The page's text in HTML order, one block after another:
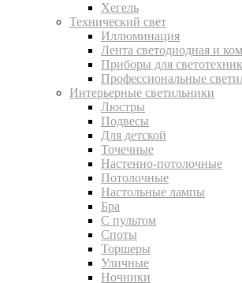
Хегель
Технический свет
Иллюминация
Лента светодиодная и
Приборы для
Профессиональные
Интерьерные светильники
Люстры
Подвесы
Для детской
Точечные
Настенно-потолочные
Потолочные
Настольные лампы
Бра
С пультом
Споты
Торшеры
Уличные
Ночники